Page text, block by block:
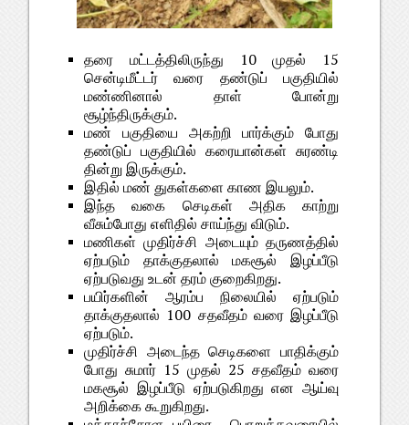
தரை மட்டத்திலிருந்து 10 முதல் 15
சென்டிமீட்டர் வரை தண்டுப் பகுதியில்
மண்ணினால் தாள் போன்று
சூழ்ந்திருக்கும்.
மண் பகுதியை அகற்றி பார்க்கும் போது
தண்டுப் பகுதியில் கரையான்கள் சுரண்டி
தின்று இருக்கும்.
இதில் மண் துகள்களை காண இயலும்.
இந்த வகை செடிகள் அதிக காற்று
வீசும்போது எளிதில் சாய்ந்து விடும்.
மணிகள் முதிர்ச்சி அடையும் தருணத்தில்
ஏற்படும் தாக்குதலால் மகசூல் இழப்பீடு
ஏற்படுவது உடன் தரம் குறைகிறது.
பயிர்களின் ஆரம்ப நிலையில் ஏற்படும்
தாக்குதலால் 100 சதவீதம் வரை இழப்பீடு
ஏற்படும்.
முதிர்ச்சி அடைந்த செடிகளை பாதிக்கும்
போது சுமார் 15 முதல் 25 சதவீதம் வரை
மகசூல் இழப்பீடு ஏற்படுகிறது என ஆய்வு
அறிக்கை கூறுகிறது.